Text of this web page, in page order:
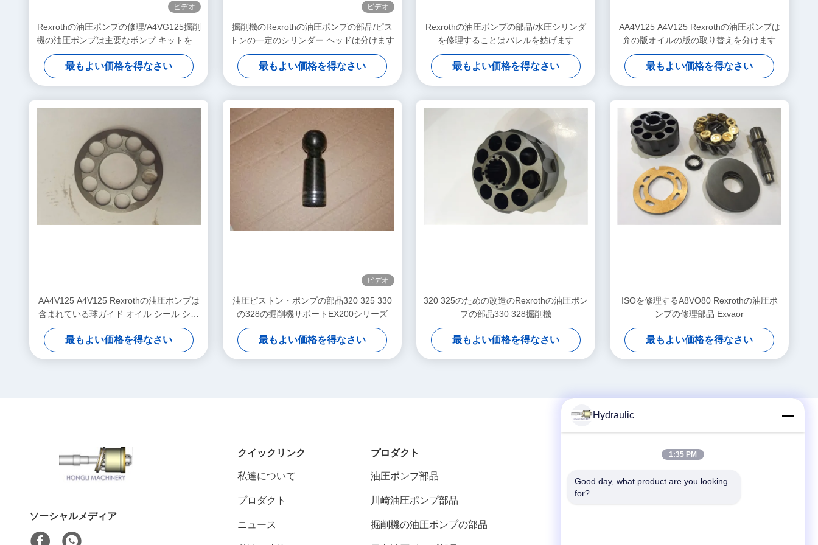
ビデオ
Rexrothの油圧ポンプの修理/A4VG125掘削
機の油圧ポンプは主要なポンプ キットを分
けます
最もよい価格を得なさい
ビデオ
掘削機のRexrothの油圧ポンプの部品/ピス
トンの一定のシリンダー ヘッドは分けます
最もよい価格を得なさい
Rexrothの油圧ポンプの部品/水圧シリンダ
を修理することはバレルを妨げます
最もよい価格を得なさい
AA4V125 A4V125 Rexrothの油圧ポンプは
弁の版オイルの版の取り替えを分けます
最もよい価格を得なさい
AA4V125 A4V125 Rexrothの油圧ポンプは
含まれている球ガイド オイル シール シャ
フトのシールを分けます
最もよい価格を得なさい
ビデオ
油圧ピストン・ポンプの部品320 325 330
の328の掘削機サポートEX200シリーズ
最もよい価格を得なさい
320 325のための改造のRexrothの油圧ポン
プの部品330 328掘削機
最もよい価格を得なさい
ISOを修理するA8VO80 Rexrothの油圧ポ
ンプの修理部品 Exvaor
最もよい価格を得なさい
ソーシャルメディア
クイックリンク
私達について
プロダクト
ニュース
プロダクト
油圧ポンプ部品
川崎油圧ポンプ部品
掘削機の油圧ポンプの部品
クイックコンタクト
電話番号:
Hydraulic
1:35 PM
Good day, what product are you looking
for?